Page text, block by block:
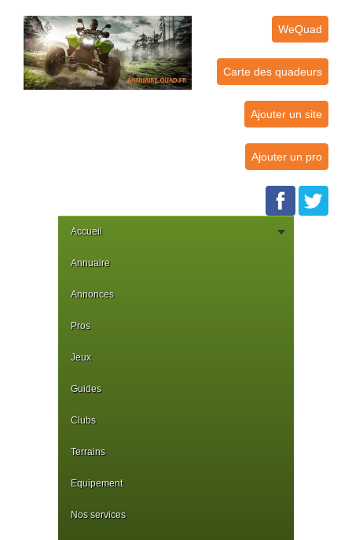
WeQuad
Carte des quadeurs
Ajouter un site
Ajouter un pro
Accueil
Annuaire
Annonces
Pros
Jeux
Guides
Clubs
Terrains
Equipement
Nos services